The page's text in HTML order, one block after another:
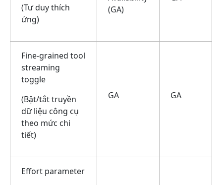
(Tư duy thích
ứng)
(GA)
Fine-grained tool
streaming
toggle
(Bật/tắt truyền
dữ liệu công cụ
theo mức chi
tiết)
GA GA
Effort parameter